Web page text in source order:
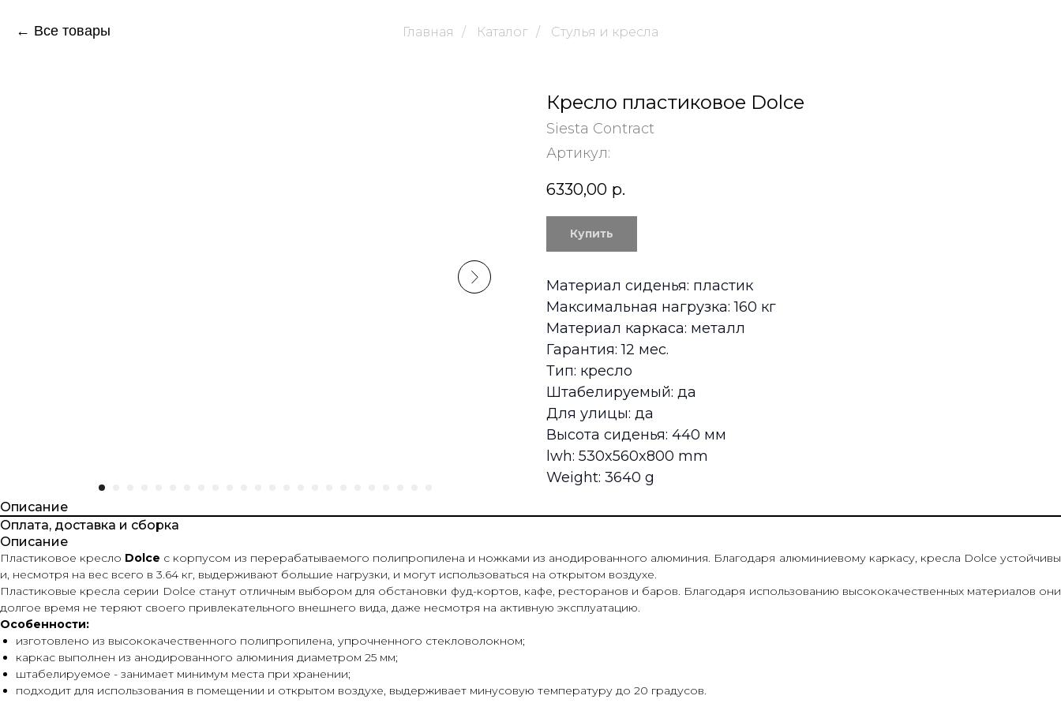
← Все товары Главная / Каталог / Стулья и кресла
Кресло пластиковое Dolce
Siesta Contract
Артикул:
6330,00 р.
Купить
Материал сиденья: пластик
Максимальная нагрузка: 160 кг
Материал каркаса: металл
Гарантия: 12 мес.
Тип: кресло
Штабелируемый: да
Для улицы: да
Высота сиденья: 440 мм
lwh: 530x560x800 mm
Weight: 3640 g
Описание
Оплата, доставка и сборка
Описание
Пластиковое кресло Dolce с корпусом из перерабатываемого полипропилена и ножками из анодированного алюминия. Благодаря алюминиевому каркасу, кресла Dolce устойчивы
и, несмотря на вес всего в 3.64 кг, выдерживают большие нагрузки, и могут использоваться на открытом воздухе.
Пластиковые кресла серии Dolce станут отличным выбором для обстановки фуд-кортов, кафе, ресторанов и баров. Благодаря использованию высококачественных материалов они
долгое время не теряют своего привлекательного внешнего вида, даже несмотря на активную эксплуатацию.
Особенности:
изготовлено из высококачественного полипропилена, упрочненного стекловолокном;
каркас выполнен из анодированного алюминия диаметром 25 мм;
штабелируемое - занимает минимум места при хранении;
подходит для использования в помещении и открытом воздухе, выдерживает минусовую температуру до 20 градусов.